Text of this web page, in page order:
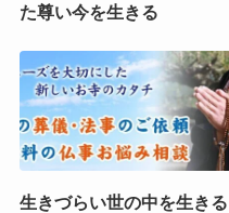
た尊い今を生きる
生きづらい世の中を生きる